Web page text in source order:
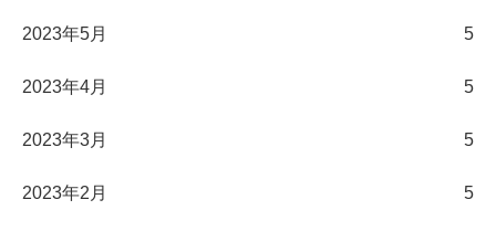
2023年5月 5
2023年4月 5
2023年3月 5
2023年2月 5